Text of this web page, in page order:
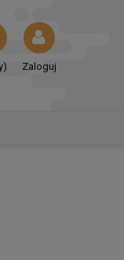
Zaloguj